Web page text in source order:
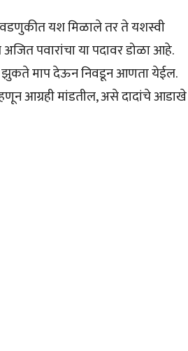
यश मिळाले तर ते यशस्वी
पवारांचा या पदावर डोळा आहे.
झुकते माप देऊन निवडून आणता येईल.
आग्रही मांडतील, असे दादांचे आडाखे